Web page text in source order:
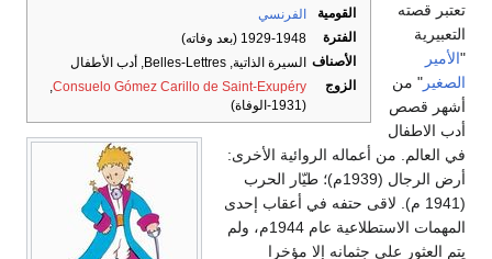
القومية
الفرنسي
الفترة
1929-1948 (بعد وفاته)
الأصناف
السيرة الذاتية, Belles-Lettres, أدب الأطفال
الزوج
Consuelo Gómez Carillo de Saint-Exupéry
,
(1931-الوفاة)
تعتبر قصته
التعبيرية
"الأمير
الصغير " من
أشهر قصص
أدب الاطفال
في العالم. من أعماله الروائية الأخرى:
أرض الرجال (1939م)؛ طيّار الحرب
(1941 م). لاقى حتفه في أعقاب إحدى
المهمات الاستطلاعية عام 1944م، ولم
يتم العثور على جثمانه إلا مؤخرا